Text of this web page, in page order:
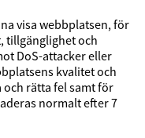
visa webbplatsen, för
tillgänglighet och
DoS-attacker eller
kvalitet och
rätta fel samt för
normalt efter 7